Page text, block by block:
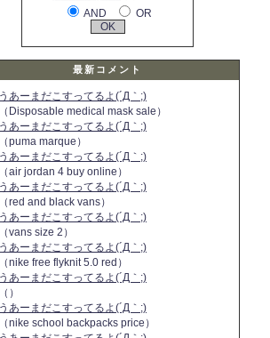
AND
OR
最新コメント
うあーまだこすってるよ(´Д｀;)
（Disposable medical mask sale）
うあーまだこすってるよ(´Д｀;)
（puma marque）
うあーまだこすってるよ(´Д｀;)
（air jordan 4 buy online）
うあーまだこすってるよ(´Д｀;)
（red and black vans）
うあーまだこすってるよ(´Д｀;)
（vans size 2）
うあーまだこすってるよ(´Д｀;)
（nike free flyknit 5.0 red）
うあーまだこすってるよ(´Д｀;)
（）
うあーまだこすってるよ(´Д｀;)
（nike school backpacks price）